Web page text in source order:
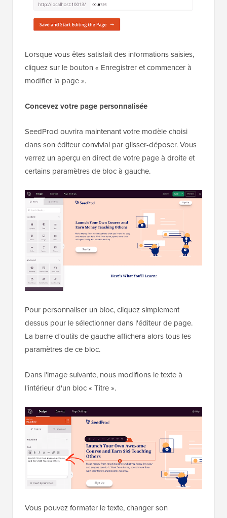
Lorsque vous êtes satisfait des informations saisies,
cliquez sur le bouton « Enregistrer et commencer à
modifier la page ».
Concevez votre page personnalisée
SeedProd ouvrira maintenant votre modèle choisi
dans son éditeur convivial par glisser-déposer. Vous
verrez un aperçu en direct de votre page à droite et
certains paramètres de bloc à gauche.
Pour personnaliser un bloc, cliquez simplement
dessus pour le sélectionner dans l'éditeur de page.
La barre d'outils de gauche affichera alors tous les
paramètres de ce bloc.
Dans l'image suivante, nous modifions le texte à
l'intérieur d'un bloc « Titre ».
Vous pouvez formater le texte, changer son